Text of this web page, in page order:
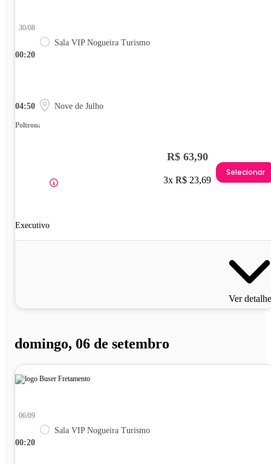
00:20
30/08
Sala VIP Nogueira Turismo
04:50 Nove de Julho
Poltrona
Executivo
R$ 63,90
3x R$ 23,69
Selecionar
Ver
domingo, 06 de setembro
00:20
06/09
Sala VIP Nogueira Turismo